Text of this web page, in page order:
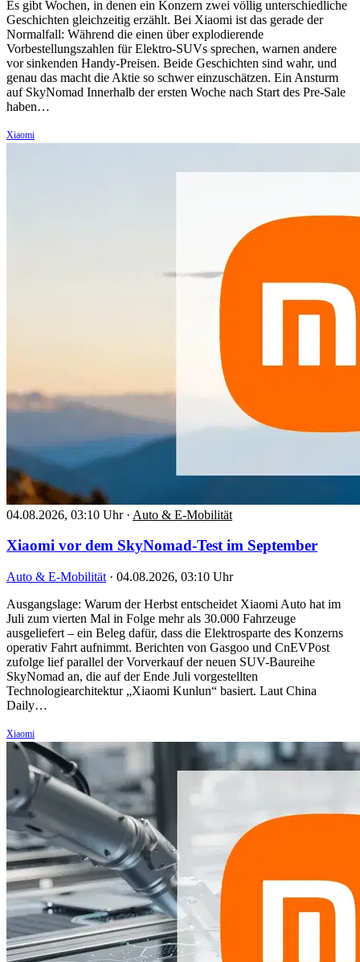
Es gibt Wochen, in denen ein Konzern zwei völlig unterschiedliche
Geschichten gleichzeitig erzählt. Bei Xiaomi ist das gerade der
Normalfall: Während die einen über explodierende
Vorbestellungszahlen für Elektro-SUVs sprechen, warnen andere
vor sinkenden Handy-Preisen. Beide Geschichten sind wahr, und
genau das macht die Aktie so schwer einzuschätzen. Ein Ansturm
auf SkyNomad Innerhalb der ersten Woche nach Start des Pre-Sale
haben…
Xiaomi
04.08.2026, 03:10 Uhr · Auto & E-Mobilität
Xiaomi vor dem SkyNomad-Test im September
Auto & E-Mobilität · 04.08.2026, 03:10 Uhr
Ausgangslage: Warum der Herbst entscheidet Xiaomi Auto hat im
Juli zum vierten Mal in Folge mehr als 30.000 Fahrzeuge
ausgeliefert – ein Beleg dafür, dass die Elektrosparte des Konzerns
operativ Fahrt aufnimmt. Berichten von Gasgoo und CnEVPost
zufolge lief parallel der Vorverkauf der neuen SUV-Baureihe
SkyNomad an, die auf der Ende Juli vorgestellten
Technologiearchitektur „Xiaomi Kunlun“ basiert. Laut China
Daily…
Xiaomi